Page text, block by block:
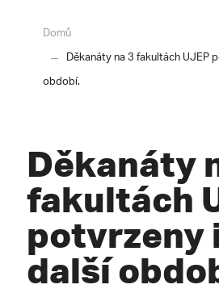
Domů
Děkanáty na 3 fakultách UJEP
období.
Děkanáty
fakultách
potvrzeny
další